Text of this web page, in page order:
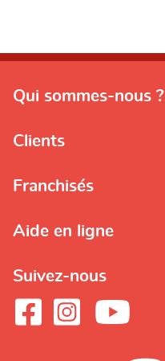
Qui sommes-nous ?
Clients
Franchisés
Aide en ligne
Suivez-nous